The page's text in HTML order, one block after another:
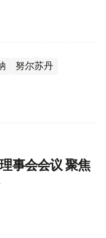
努尔苏丹
事会会议 聚焦